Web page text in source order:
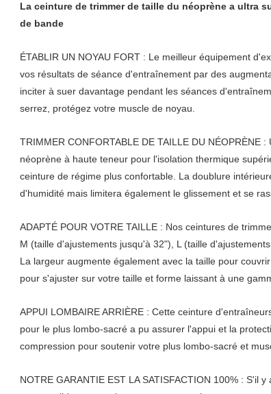
La ceinture de trimmer de taille du néoprène a ultra
de bande
ÉTABLIR UN NOYAU FORT : Le meilleur équipement
vos résultats de séance d'entraînement par des
inciter à suer davantage pendant les séances
serrez, protégez votre muscle de noyau.
TRIMMER CONFORTABLE DE TAILLE DU
néoprène à haute teneur pour l'isolation thermique
ceinture de régime plus confortable. La doublure
d'humidité mais limitera également le glissement et se
ADAPTÉ POUR VOTRE TAILLE : Nos ceintures de
M (taille d'ajustements jusqu'à 32"), L (taille
La largeur augmente également avec la taille pour
pour s'ajuster sur votre taille et forme laissant à une
APPUI LOMBAIRE ARRIÈRE : Cette ceinture
pour le plus lombo-sacré a pu assurer l'appui et la
compression pour soutenir votre plus lombo-sacré et
NOTRE GARANTIE EST LA SATISFACTION 100% : S'il